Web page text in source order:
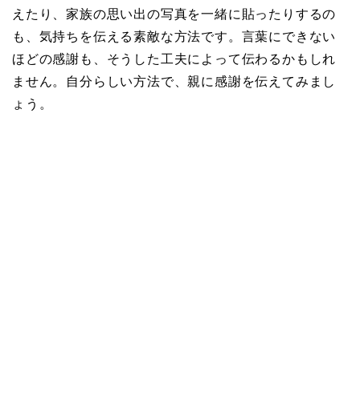
えたり、家族の思い出の写真を一緒に貼ったりするの
も、気持ちを伝える素敵な方法です。言葉にできない
ほどの感謝も、そうした工夫によって伝わるかもしれ
ません。自分らしい方法で、親に感謝を伝えてみまし
ょう。